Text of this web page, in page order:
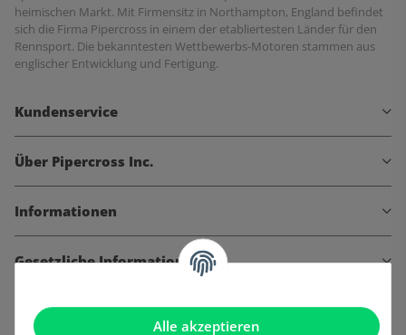
Alle akzeptieren
heimischen Markt. Mit Firmensitz in Northampton, England befindet
sich die Firma Pipercross in einem der etabliertesten Länder für den
Rennsport. Die bekanntesten Wettbewerbs-Motoren stammen aus
englischer Entwicklung und Fertigung.
Kundenservice
Über Pipercross Inc.
Informationen
Gesetzliche Informationen